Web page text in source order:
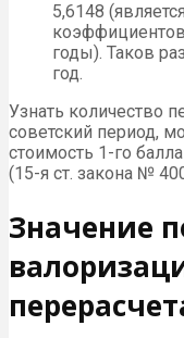
5,6148
годы). Таков
год.
Узнать количество
советский период,
стоимость 1-го
(15-я ст. закона №
Значение